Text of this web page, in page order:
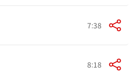
7:38
8:18